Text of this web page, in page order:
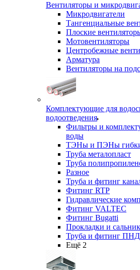
Вентиляторы и
Микродвигатели
Тангенциальные
Плоские
Мотовентиляторы
Центробежные
Арматура
Вентиляторы на
Комплектующие для
водоотведения
Фильтры и
воды
ТЭНы и ПЭНы
Труба металопласт
Труба
Разное
Труба и фитинг
Фитинг RTP
Гидравлические
Фитинг VALTEC
Фитинг Bugatti
Прокладки и
Труба и фитинг ПНД
Ещё 2